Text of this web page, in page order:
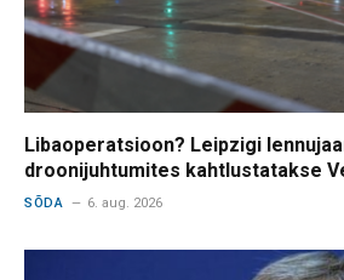
Libaoperatsioon? Leipzigi
droonijuhtumites kahtlustatakse
SÕDA 6. aug. 2026